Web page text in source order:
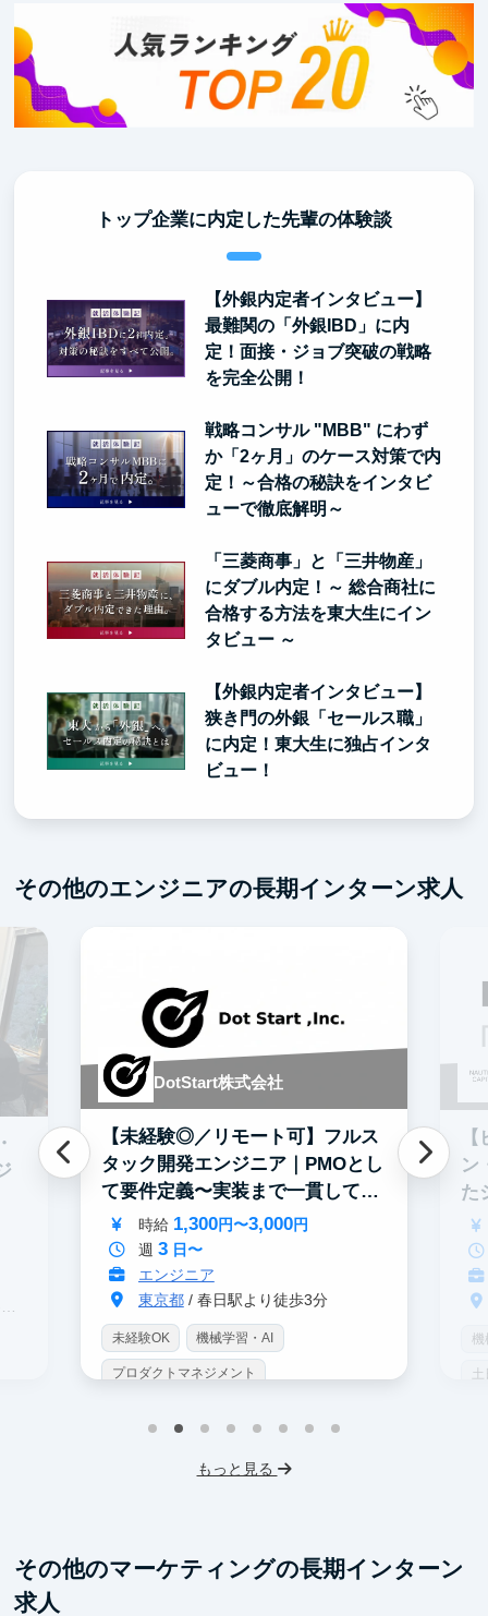
トップ企業に内定した先輩の体験談
【外銀内定者インタビュー】
最難関の「外銀IBD」に内
定！面接・ジョブ突破の戦略
を完全公開！
戦略コンサル "MBB" にわず
か「2ヶ月」のケース対策で内
定！～合格の秘訣をインタビ
ューで徹底解明～
「三菱商事」と「三井物産」
にダブル内定！～ 総合商社に
合格する方法を東大生にイン
タビュー ～
【外銀内定者インタビュー】
狭き門の外銀「セールス職」
に内定！東大生に独占インタ
ビュー！
その他のエンジニアの長期インターン求人
DotStart株式会社
【未経験◎／リモート可】フルス
タック開発エンジニア｜PMOとし
て要件定義〜実装まで一貫して担
当
時給 1,300円〜3,000円
週 3日〜
エンジニア
東京都/ 春日駅より徒歩3分
未経験OK 機械学習・AI
プロダクトマネジメント
ン
た
機
もっと見る
その他のマーケティングの長期インターン
求人